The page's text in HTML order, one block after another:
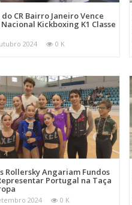
CR Bairro Janeiro Vence
Kickboxing K1 Classe
2024 0 K
Rollersky Angariam Fundos
Portugal na Taça
2024 0 K